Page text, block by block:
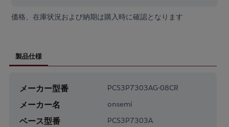
価格、在庫状況および納期は購入時に確認となります
製品仕様
メーカー型番 PCS3P7303AG-08CR
メーカー名 onsemi
ベース型番 PCS3P7303A